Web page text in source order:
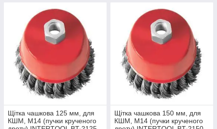
Щітка чашкова 125 мм, для
КШМ, М14 (пучки крученого
Щітка чашкова 150 мм, для
КШМ, М14 (пучки крученого